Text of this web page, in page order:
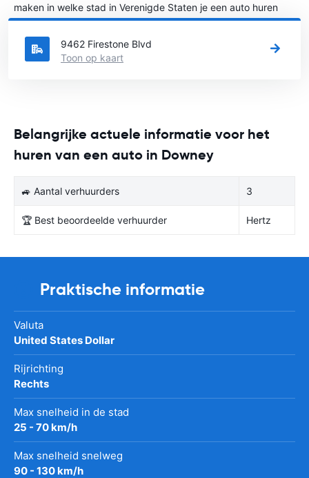
maken in welke stad in Verenigde Staten je een auto huren
wilt.
9462 Firestone Blvd
Toon op kaart
Belangrijke actuele informatie voor het
huren van een auto in Downey
🚙 Aantal verhuurders 3
🏆 Best beoordeelde verhuurder Hertz
Praktische informatie
Valuta
United States Dollar
Rijrichting
Rechts
Max snelheid in de stad
25 - 70 km/h
Max snelheid snelweg
90 - 130 km/h